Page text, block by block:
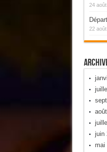
24
22
juin
mai